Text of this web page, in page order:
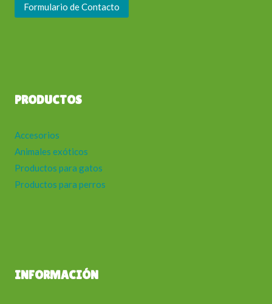
Formulario de Contacto
PRODUCTOS
Accesorios
Animales exóticos
Productos para gatos
Productos para perros
INFORMACIÓN